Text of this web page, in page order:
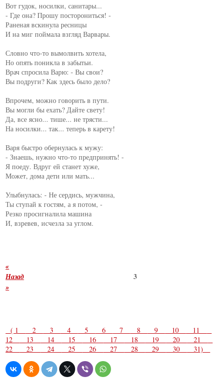
Вот гудок, носилки, санитары...
- Где она? Прошу посторониться! -
Раненая вскинула ресницы
И на миг поймала взгляд Варвары.
Словно что-то вымолвить хотела,
Но опять поникла в забытьи.
Врач спросила Варю: - Вы свои?
Вы подруги? Как здесь было дело?
Впрочем, можно говорить в пути.
Вы могли бы ехать? Дайте свету!
Да, все ясно... тише... не трясти...
На носилки... так... теперь в карету!
Варя быстро обернулась к мужу:
- Знаешь, нужно что-то предпринять! -
Я поеду. Вдруг ей станет хуже,
Может, дома дети или мать...
Улыбнулась: - Не сердись, мужчина,
Ты ступай к гостям, а я потом, -
Резко просигналила машина
И, взревев, исчезла за углом.
«
Назад
3
»
( 1 2 3 4 5 6 7 8 9 10
11
12
13 14 15 16 17 18 19 20
21
22
23 24 25 26 27 28 29 30 31)